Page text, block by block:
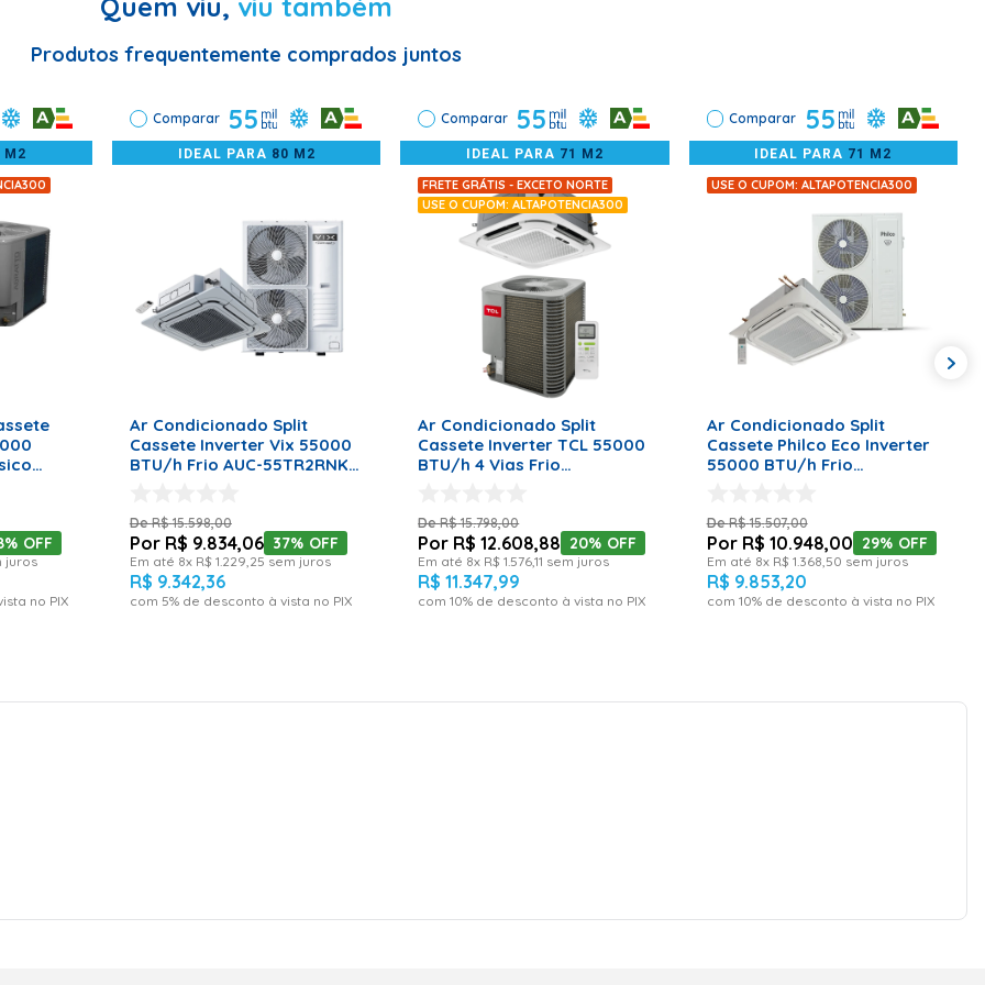
obstruída;
por profissionais habilitados.
Produtos frequentemente comprados juntos
M2
OFF
juros
no PIX
Comparar 55
IDEAL PARA 80 M2
Ar Condicionado Split
Cassete Inverter Vix 55000
BTU/h Frio AUC-55TR2RNKA
R$ 15.598,00
R$ 9.834,06 37% OFF
Em até 8x R$ 1 229 25sem juros
R$ 9.342,36
com 5% de desconto à vista no PIX
Comparar 55
IDEAL PARA 71 M2
FRETE GRÁTIS - EXCETO NORTE
USE O CUPOM: ALTAPOTENCIA300
ADICIONAR AO CARRINHO
Ar Condicionado Split
Cassete Inverter TCL 55000
BTU/h 4 Vias Frio
R$ 15.798,00
R$ 12.608,88 20% OFF
Em até 8x R$ 1 576,11 sem juros
R$ 11.347,99
com10% de desconto à vista no PIX
Comparar 55
IDEAL PARA 71 M2
USE O CUPOM: ALTAPOTENCIA300
Ar Condicionado Split
Cassete Philco Eco Inverter
55000 BTU/h Frio
R$ 15.507,00
R$ 10.948,00 29% OFF
Em até 8x R$ 1 368 50 sem juros
R$ 9.853,20
com 10% de desconto à vista no PIX